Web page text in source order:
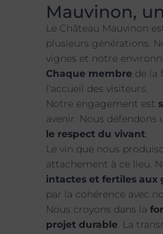
Mauvinon,
Le Château Mauvinon
plusieurs générations.
vignes et notre
Chaque membre de la
l’accueil des visiteurs.
Notre engagement est
avenir. Nous
le respect du vivant.
Le vin que nous
attachement à ce lieu.
intactes et fertiles aux
par la cohérence avec
Nous croyons dans la
projet durable. La